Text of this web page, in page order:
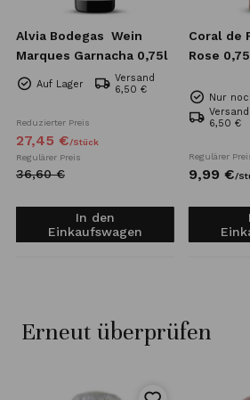
Alvia Bodegas Wein
Marques Garnacha 0,75l
Auf Lager
Versand
6,50 €
Reduzierter Preis
27,45 €/Stück
Regulärer Preis
36,60 €
In den
Einkaufswagen
Coral de
Rose
Nur
Versand
6,50 €
Regulärer
9,99 €/
Erneut überprüfen